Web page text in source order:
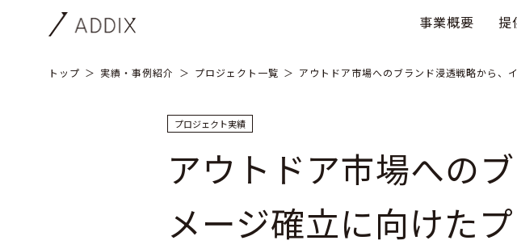
事業概要 提
トップ 実績・事例紹介 プロジェクト一覧 アウトドア市場へのブランド浸透戦略から、
プロジェクト実績
アウトドア市場への
メージ確立に向けた